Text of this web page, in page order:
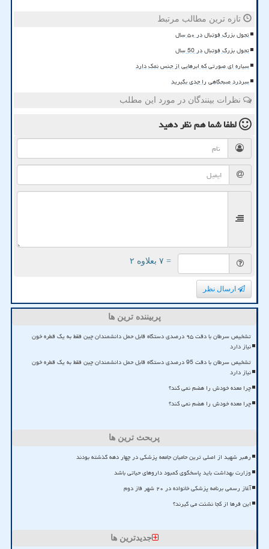
تازه ترین مطالب مرتبط
تحول بزرگ فوتبال در ۵۰ سال
تحول بزرگ فوتبال در 50 سال
سیاره ای صورتی که ابرهایی از جنس نمک دارد
سردرد صبحگاهی را جدی بگیرید
نظرات بینندگان در مورد این مطلب
لطفا شما همنظر دهید
= ۷ بعلاوه ۲
ارسال نظر
پربیننده ترین ها
تشخیص سرطان با دقت ۹۵ درصدی دستگاه قابل حمل دانشمندان چین فقط به یک قطره خون
نیاز دارد
تشخیص سرطان با دقت 95 درصدی دستگاه قابل حمل دانشمندان چین فقط به یک قطره خون
نیاز دارد
چرا معده خودش را هضم نمی کند؟
چرا معده خودش را هضم نمی کند؟
پربحث ترین ها
رهبر شهید از اصلی ترین حامیان جامعه پزشکی در چهار دهه گذشته بودند
وزارت بهداشت باید پاسخگوی کمبود داروهای حیاتی باشد
آغاز رسمی برنامه پزشکی خانواده در ۲۰ شهر فاز دوم
این فرها از کجا نشئت می گیرند؟
جدیدترین ها